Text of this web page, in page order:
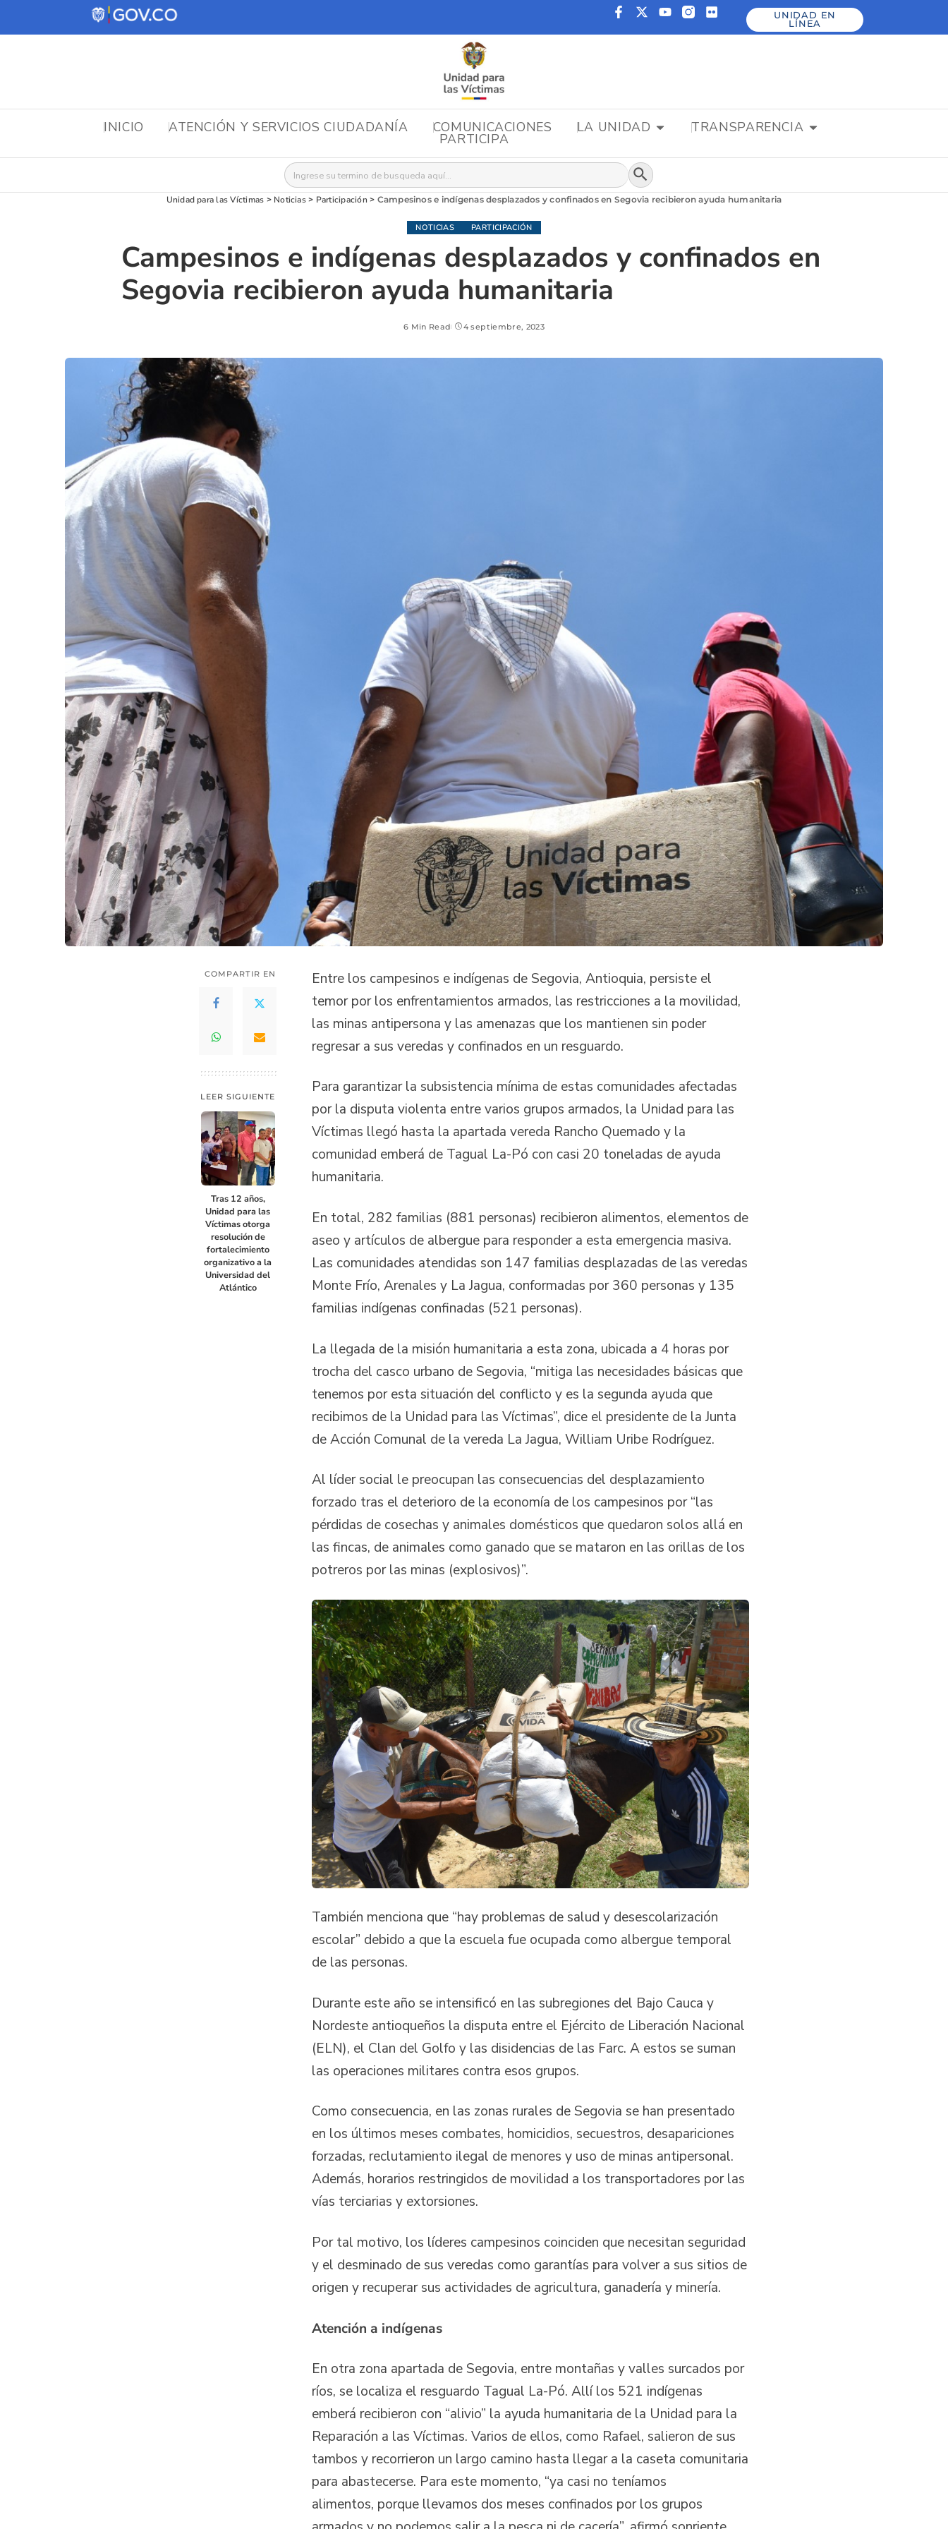
UNIDAD EN
LÍNEA
INICIO ATENCIÓN Y SERVICIOS CIUDADANÍA COMUNICACIONES LA UNIDAD TRANSPARENCIA
PARTICIPA
Buscar: Botón de búsqueda
Unidad para las Víctimas > Noticias> Participación > Campesinos e indígenas desplazados y confinados en Segovia recibieron ayuda humanitaria
NOTICIAS PARTICIPACIÓN
Campesinos e indígenas desplazados y confinados en
Segovia recibieron ayuda humanitaria
6 Min Read 4 septiembre, 2023
COMPARTIR EN
LEER SIGUIENTE
Tras 12 años,
Unidad para las
Víctimas otorga
resolución de
fortalecimiento
organizativo a la
Universidad del
Atlántico
Entre los campesinos e indígenas de Segovia, Antioquia, persiste el
temor por los enfrentamientos armados, las restricciones a la movilidad,
las minas antipersona y las amenazas que los mantienen sin poder
regresar a sus veredas y confinados en un resguardo.
Para garantizar la subsistencia mínima de estas comunidades afectadas
por la disputa violenta entre varios grupos armados, la Unidad para las
Víctimas llegó hasta la apartada vereda Rancho Quemado y la
comunidad emberá de Tagual La-Pó con casi 20 toneladas de ayuda
humanitaria.
En total, 282 familias (881 personas) recibieron alimentos, elementos de
aseo y artículos de albergue para responder a esta emergencia masiva.
Las comunidades atendidas son 147 familias desplazadas de las veredas
Monte Frío, Arenales y La Jagua, conformadas por 360 personas y 135
familias indígenas confinadas (521 personas).
La llegada de la misión humanitaria a esta zona, ubicada a 4 horas por
trocha del casco urbano de Segovia, “mitiga las necesidades básicas que
tenemos por esta situación del conflicto y es la segunda ayuda que
recibimos de la Unidad para las Víctimas”, dice el presidente de la Junta
de Acción Comunal de la vereda La Jagua, William Uribe Rodríguez.
Al líder social le preocupan las consecuencias del desplazamiento
forzado tras el deterioro de la economía de los campesinos por “las
pérdidas de cosechas y animales domésticos que quedaron solos allá en
las fincas, de animales como ganado que se mataron en las orillas de los
potreros por las minas (explosivos)”.
También menciona que “hay problemas de salud y desescolarización
escolar” debido a que la escuela fue ocupada como albergue temporal
de las personas.
Durante este año se intensificó en las subregiones del Bajo Cauca y
Nordeste antioqueños la disputa entre el Ejército de Liberación Nacional
(ELN), el Clan del Golfo y las disidencias de las Farc. A estos se suman
las operaciones militares contra esos grupos.
Como consecuencia, en las zonas rurales de Segovia se han presentado
en los últimos meses combates, homicidios, secuestros, desapariciones
forzadas, reclutamiento ilegal de menores y uso de minas antipersonal.
Además, horarios restringidos de movilidad a los transportadores por las
vías terciarias y extorsiones.
Por tal motivo, los líderes campesinos coinciden que necesitan seguridad
y el desminado de sus veredas como garantías para volver a sus sitios de
origen y recuperar sus actividades de agricultura, ganadería y minería.
Atención a indígenas
En otra zona apartada de Segovia, entre montañas y valles surcados por
ríos, se localiza el resguardo Tagual La-Pó. Allí los 521 indígenas
emberá recibieron con “alivio” la ayuda humanitaria de la Unidad para la
Reparación a las Víctimas. Varios de ellos, como Rafael, salieron de sus
tambos y recorrieron un largo camino hasta llegar a la caseta comunitaria
para abastecerse. Para este momento, “ya casi no teníamos
alimentos, porque llevamos dos meses confinados por los grupos